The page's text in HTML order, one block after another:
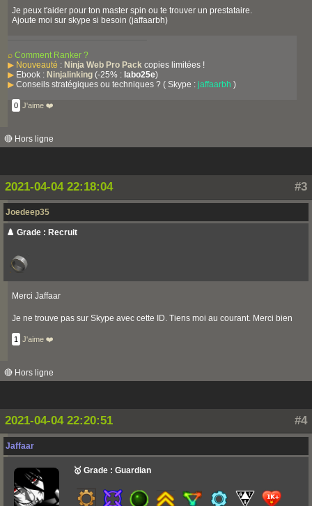
Je peux t'aider pour ton master spin ou te trouver un prestataire.
Ajoute moi sur skype si besoin (jaffaarbh)
⌕ Comment Ranker ?
▶ Nouveauté : Ninja Web Pro Pack copies limitées !
▶ Ebook : Ninjalinking (-25% : labo25e)
▶ Conseils stratégiques ou techniques ? ( Skype : jaffaarbh )
0 J'aime ❤️
🔴 Hors ligne
#3
2021-04-04 22:18:04
Joedeep35
♟️ Grade : Recruit
Merci Jaffaar
Je ne trouve pas sur Skype avec cette ID. Tiens moi au courant. Merci bien
1 J'aime ❤️
🔴 Hors ligne
#4
2021-04-04 22:20:51
Jaffaar
🥇 Grade : Guardian